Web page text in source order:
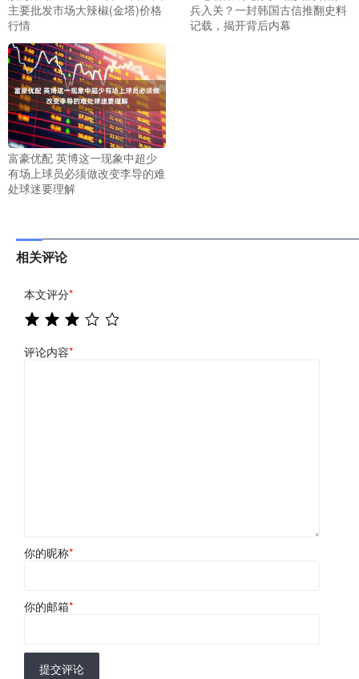
主要批发市场大辣椒(金塔)价格
行情
兵入关？一封韩国古信推翻史料
记载，揭开背后内幕
富豪优配 英博这一现象中超少
有场上球员必须做改变李导的难
处球迷要理解
相关评论
本文评分*
评论内容*
你的昵称*
你的邮箱*
提交评论